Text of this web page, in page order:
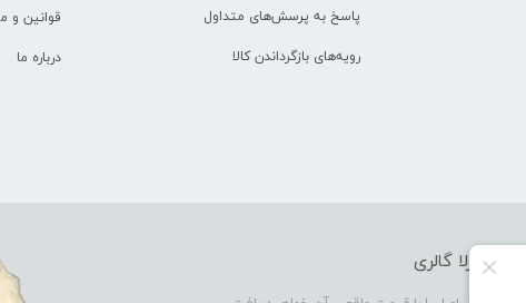
بورلا گالری
پاسخ به پرسش‌های متداول
رویه‌های بازگرداندن کالا
قوانین و
درباره ما